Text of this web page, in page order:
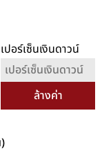
เปอร์เซ็นเงินดาวน์
ล้างค่า